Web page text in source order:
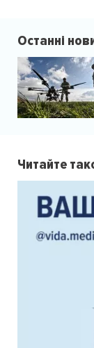
Останні
Читайте